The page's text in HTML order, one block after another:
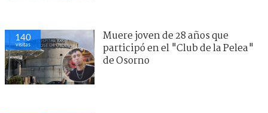
140
visitas
Muere joven de 28 años que
participó en el "Club de la Pelea"
de Osorno